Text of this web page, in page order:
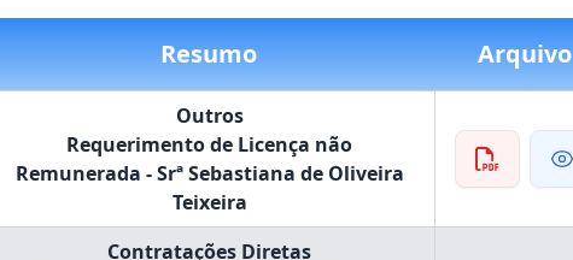
Resumo Arquivo
Outros
Requerimento de Licença não
Remunerada - Srª Sebastiana de Oliveira
Teixeira
Contratações Diretas